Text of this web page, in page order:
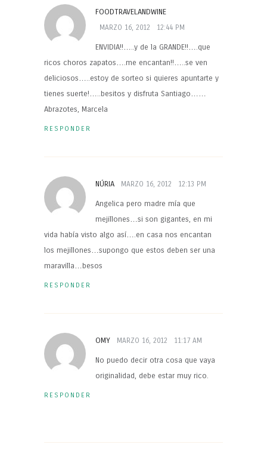
FOODTRAVELANDWINE
MARZO 16, 2012 12:44 PM
ENVIDIA!!…..y de la GRANDE!!….que
ricos choros zapatos….me encantan!!…..se ven
deliciosos…..estoy de sorteo si quieres apuntarte y
tienes suerte!…..besitos y disfruta Santiago……
Abrazotes, Marcela
RESPONDER
NÚRIA MARZO 16, 2012 12:13 PM
Angelica pero madre mía que
mejillones…si son gigantes, en mi
vida había visto algo así….en casa nos encantan
los mejillones…supongo que estos deben ser una
maravilla…besos
RESPONDER
OMY MARZO 16, 2012 11:17 AM
No puedo decir otra cosa que vaya
originalidad, debe estar muy rico.
RESPONDER